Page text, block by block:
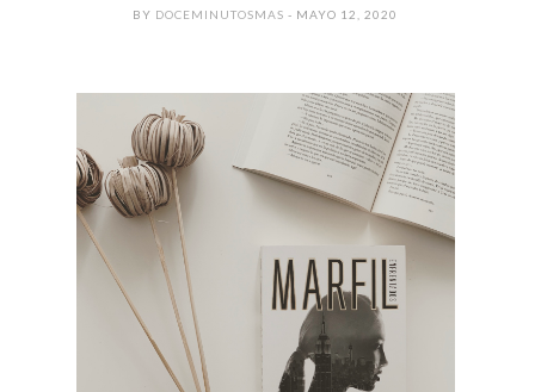
BY DOCEMINUTOSMAS- MAYO 12, 2020